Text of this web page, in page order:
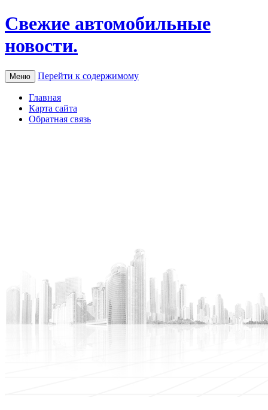
Свежие автомобильные
новости.
Меню Перейти к содержимому
Главная
Карта сайта
Обратная связь